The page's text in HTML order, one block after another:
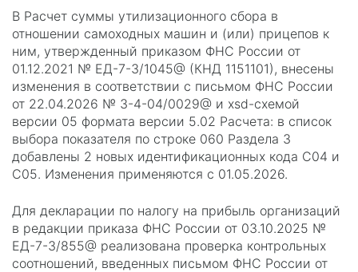
В Расчет суммы утилизационного сбора в
отношении самоходных машин и (или) прицепов к
ним, утвержденный приказом ФНС России от
01.12.2021 № ЕД-7-3/1045@ (КНД 1151101), внесены
изменения в соответствии с письмом ФНС России
от 22.04.2026 № 3-4-04/0029@ и xsd-схемой
версии 05 формата версии 5.02 Расчета: в список
выбора показателя по строке 060 Раздела 3
добавлены 2 новых идентификационных кода C04 и
C05. Изменения применяются с 01.05.2026.
Для декларации по налогу на прибыль организаций
в редакции приказа ФНС России от 03.10.2025 №
ЕД-7-3/855@ реализована проверка контрольных
соотношений, введенных письмом ФНС России от